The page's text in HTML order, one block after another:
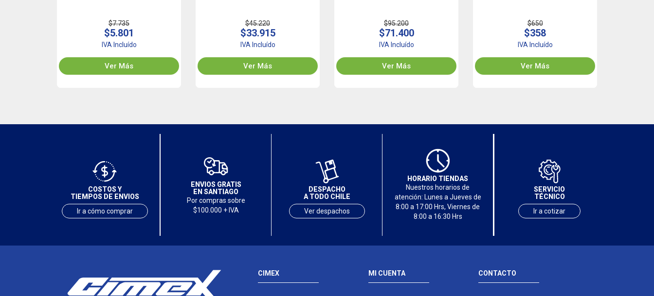
$7.735
$5.801
IVA Incluído
Ver Más
$45.220
$33.915
IVA Incluído
Ver Más
$95.200
$71.400
IVA Incluído
Ver Más
$650
$358
IVA Incluído
Ver Más
COSTOS Y
TIEMPOS DE ENVIOS
Ir a cómo comprar
ENVIOS GRATIS
EN SANTIAGO
Por compras sobre
$100.000 + IVA
DESPACHO
A TODO CHILE
Ver despachos
HORARIO TIENDAS
Nuestros horarios de
atención: Lunes a Jueves de
8:00 a 17:00 Hrs, Viernes de
8:00 a 16:30 Hrs
SERVICIO
TÉCNICO
Ir a cotizar
CIMEX MI CUENTA CONTACTO